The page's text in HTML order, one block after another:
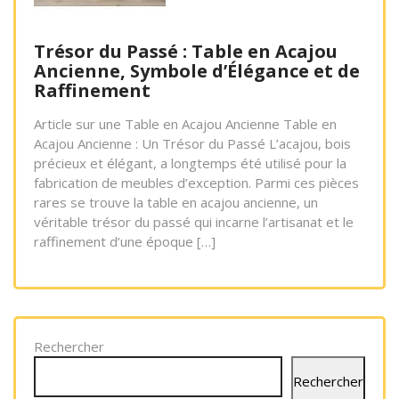
Trésor du Passé : Table en Acajou
Ancienne, Symbole d’Élégance et de
Raffinement
Article sur une Table en Acajou Ancienne Table en
Acajou Ancienne : Un Trésor du Passé L’acajou, bois
précieux et élégant, a longtemps été utilisé pour la
fabrication de meubles d’exception. Parmi ces pièces
rares se trouve la table en acajou ancienne, un
véritable trésor du passé qui incarne l’artisanat et le
raffinement d’une époque […]
Rechercher
Rechercher